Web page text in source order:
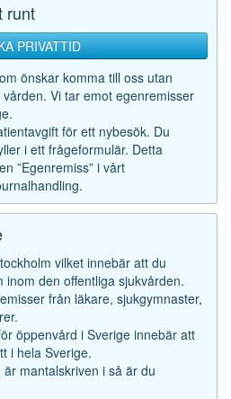
runt
PRIVATTID
önskar komma till oss utan
Vi tar emot egenremisser
för ett nybesök. Du
i ett frågeformulär. Detta
”Egenremiss” i vårt
vilket innebär att du
den offentliga sjukvården.
från läkare, sjukgymnaster,
öppenvård i Sverige innebär att
i hela Sverige.
mantalskriven i så är du